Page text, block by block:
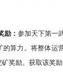
励： 参加天下第一
的算力。将整体运
奖励。获取该奖励